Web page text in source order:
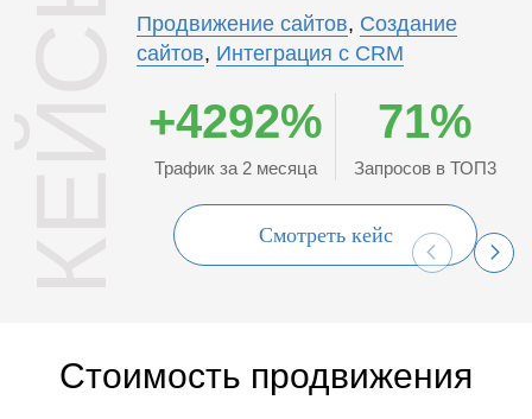
Продвижение сайтов, Создание
сайтов, Интеграция с CRM
+4292%
Трафик за 2 месяца
71%
Запросов в ТОП3
Смотреть кейс
Стоимость продвижения